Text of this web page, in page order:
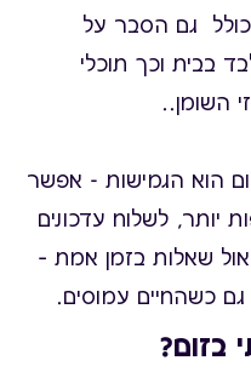
גם הסבר על
בבית וכך תוכלי
השומן..
הוא הגמישות - אפשר
יותר, לשלוח עדכונים
שאלות בזמן אמת –
כשהחיים עמוסים.
בזום?